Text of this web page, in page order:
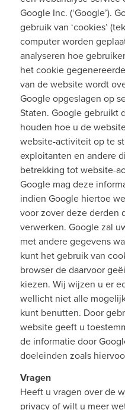
Google Inc. (‘Google’).
gebruik van ‘cookies’
computer worden
analyseren hoe
het cookie
van de website wordt
Google opgeslagen op
Staten. Google gebruikt
houden hoe u de
website-activiteit op te
exploitanten en andere
betrekking tot website-
Google mag deze
indien Google hiertoe
voor zover deze derden
verwerken. Google zal
met andere gegevens
kunt het gebruik van
browser de daarvoor
kiezen. Wij wijzen u er
wellicht niet alle
kunt benutten. Door
website geeft u
de informatie door
doeleinden zoals
Vragen
Heeft u vragen over de
privacy of wilt u meer